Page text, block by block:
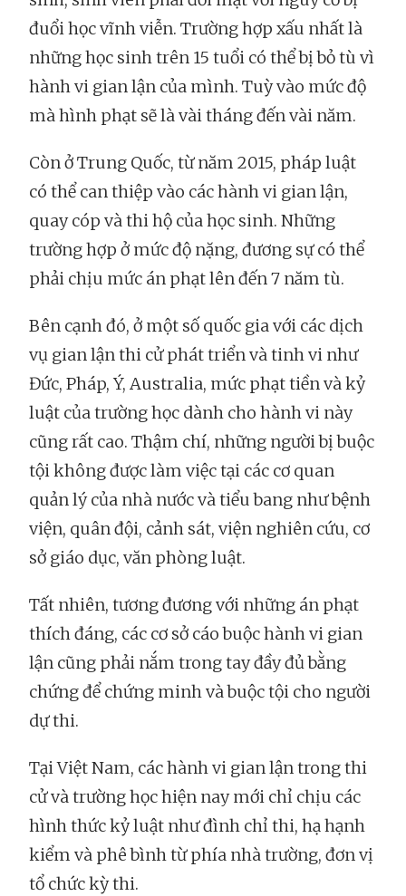
đuổi học vĩnh viễn. Trường hợp xấu nhất là
những học sinh trên 15 tuổi có thể bị bỏ tù vì
hành vi gian lận của mình. Tuỳ vào mức độ
mà hình phạt sẽ là vài tháng đến vài năm.
Còn ở Trung Quốc, từ năm 2015, pháp luật
có thể can thiệp vào các hành vi gian lận,
quay cóp và thi hộ của học sinh. Những
trường hợp ở mức độ nặng, đương sự có thể
phải chịu mức án phạt lên đến 7 năm tù.
Bên cạnh đó, ở một số quốc gia với các dịch
vụ gian lận thi cử phát triển và tinh vi như
Đức, Pháp, Ý, Australia, mức phạt tiền và kỷ
luật của trường học dành cho hành vi này
cũng rất cao. Thậm chí, những người bị buộc
tội không được làm việc tại các cơ quan
quản lý của nhà nước và tiểu bang như bệnh
viện, quân đội, cảnh sát, viện nghiên cứu, cơ
sở giáo dục, văn phòng luật.
Tất nhiên, tương đương với những án phạt
thích đáng, các cơ sở cáo buộc hành vi gian
lận cũng phải nắm trong tay đầy đủ bằng
chứng để chứng minh và buộc tội cho người
dự thi.
Tại Việt Nam, các hành vi gian lận trong thi
cử và trường học hiện nay mới chỉ chịu các
hình thức kỷ luật như đình chỉ thi, hạ hạnh
kiểm và phê bình từ phía nhà trường, đơn vị
tổ chức kỳ thi.